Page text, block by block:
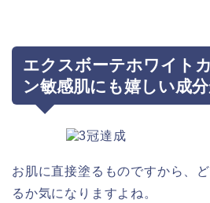
エクスボーテホワイト
ン敏感肌にも嬉しい成
お肌に直接塗るものですから、
るか気になりますよね。